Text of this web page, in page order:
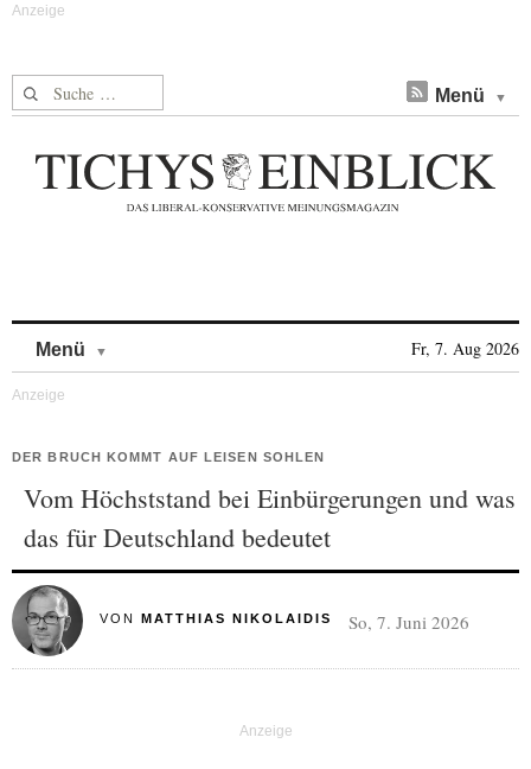
Suche nach: Menü
Menü Fr, 7. Aug 2026
DER BRUCH KOMMT AUF LEISEN SOHLEN
Vom Höchststand bei Einbürgerungen und was
das für Deutschland bedeutet
VON MATTHIAS NIKOLAIDIS So, 7. Juni 2026